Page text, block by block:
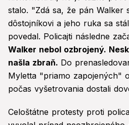
stalo. "Zdá sa, že pán Walker
dôstojníkovi a jeho ruka sa
povedal. Policajti následne
Walker nebol ozbrojený.
našla zbraň. Do
Myletta "priamo zapojených"
počas vyšetrovania dostali
Celoštátne protesty proti